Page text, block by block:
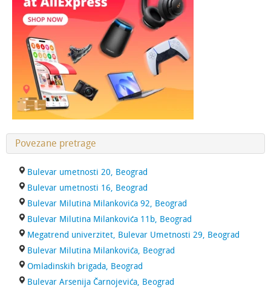
Povezane pretrage
Bulevar umetnosti 20, Beograd
Bulevar umetnosti 16, Beograd
Bulevar Milutina Milankovića 92, Beograd
Bulevar Milutina Milankovića 11b, Beograd
Megatrend univerzitet, Bulevar Umetnosti 29, Beograd
Bulevar Milutina Milankovića, Beograd
Omladinskih brigada, Beograd
Bulevar Arsenija Čarnojevića, Beograd